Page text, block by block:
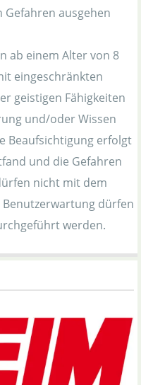
Gefahren ausgehen
ab einem Alter von 8
eingeschränkten
geistigen Fähigkeiten
und/oder Wissen
Beaufsichtigung erfolgt
und die Gefahren
nicht mit dem
dürfen
werden.